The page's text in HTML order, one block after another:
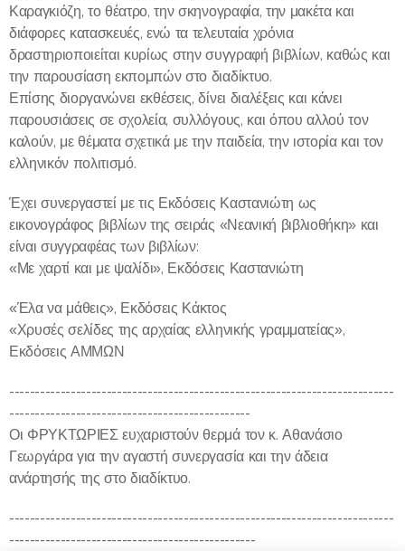
Καραγκιόζη, το θέατρο, την σκηνογραφία, την μακέτα και
διάφορες κατασκευές, ενώ τα τελευταία χρόνια
δραστηριοποιείται κυρίως στην συγγραφή βιβλίων, καθώς και
την παρουσίαση εκπομπών στο διαδίκτυο.
Επίσης διοργανώνει εκθέσεις, δίνει διαλέξεις και κάνει
παρουσιάσεις σε σχολεία, συλλόγους, και όπου αλλού τον
καλούν, με θέματα σχετικά με την παιδεία, την ιστορία και τον
ελληνικόν πολιτισμό.
Έχει συνεργαστεί με τις Εκδόσεις Καστανιώτη ως
εικονογράφος βιβλίων της σειράς «Νεανική βιβλιοθήκη» και
είναι συγγραφέας των βιβλίων:
«Με χαρτί και με ψαλίδι», Εκδόσεις Καστανιώτη
«Έλα να μάθεις», Εκδόσεις Κάκτος
«Χρυσές σελίδες της αρχαίας ελληνικής γραμματείας»,
Εκδόσεις ΑΜΜΩΝ
---------------------------------------------------------------------------
-----------------------------------------------
Οι ΦΡΥΚΤΩΡΙΕΣ ευχαριστούν θερμά τον κ. Αθανάσιο
Γεωργάρα για την αγαστή συνεργασία και την άδεια
ανάρτησής της στο διαδίκτυο.
---------------------------------------------------------------------------
------------------------------------------------